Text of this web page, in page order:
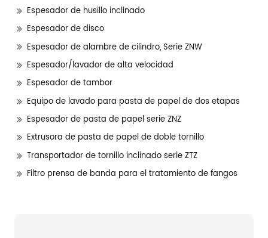
Espesador de husillo inclinado
Espesador de disco
Espesador de alambre de cilindro, Serie ZNW
Espesador/lavador de alta velocidad
Espesador de tambor
Equipo de lavado para pasta de papel de dos etapas
Espesador de pasta de papel serie ZNZ
Extrusora de pasta de papel de doble tornillo
Transportador de tornillo inclinado serie ZTZ
Filtro prensa de banda para el tratamiento de fangos